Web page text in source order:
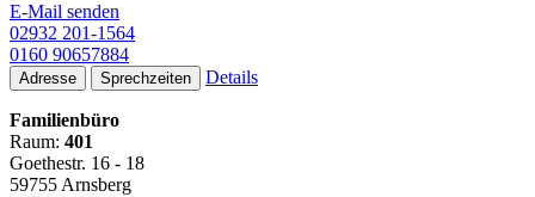
E-Mail senden
02932 201-1564
0160 90657884
Adresse Sprechzeiten Details
Familienbüro
Raum: 401
Goethestr. 16 - 18
59755 Arnsberg